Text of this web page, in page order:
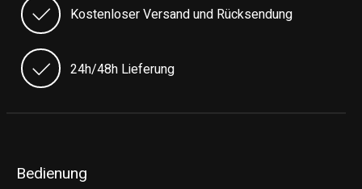
Kostenloser Versand und Rücksendung
24h/48h Lieferung
Bedienung